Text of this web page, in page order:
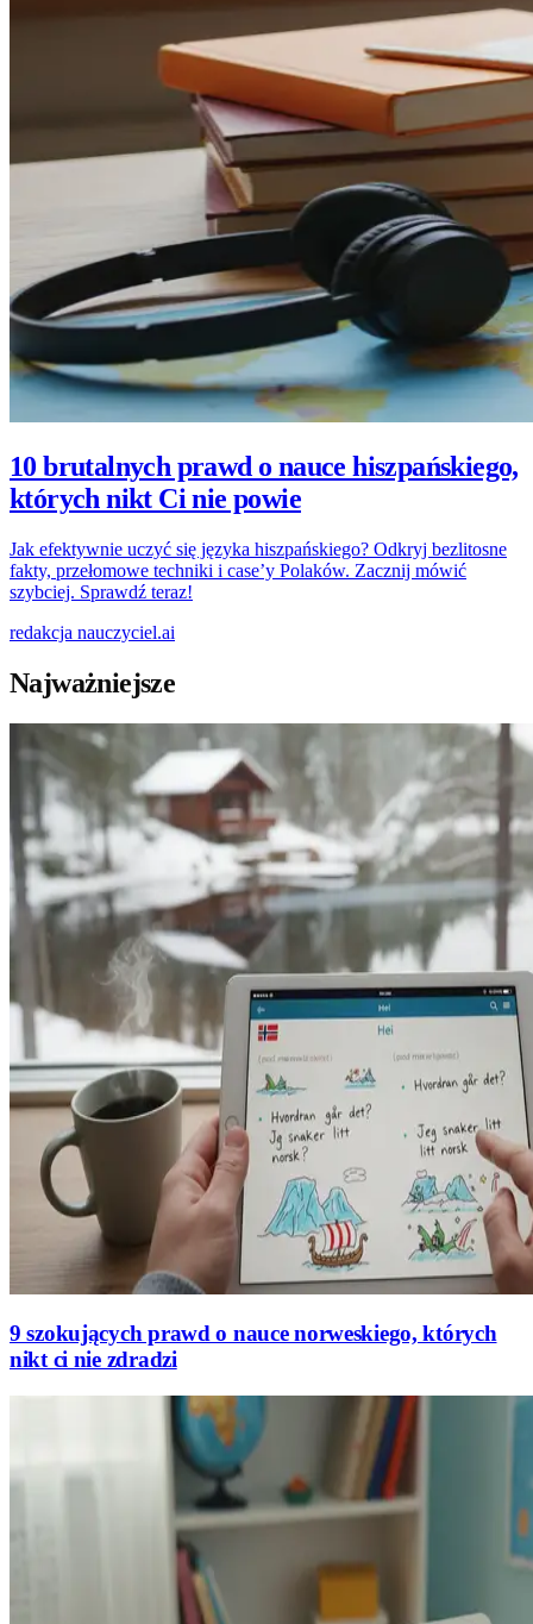
10 brutalnych prawd o nauce hiszpańskiego,
których nikt Ci nie powie
Jak efektywnie uczyć się języka hiszpańskiego? Odkryj bezlitosne
fakty, przełomowe techniki i case’y Polaków. Zacznij mówić
szybciej. Sprawdź teraz!
redakcja nauczyciel.ai
Najważniejsze
9 szokujących prawd o nauce norweskiego, których
nikt ci nie zdradzi